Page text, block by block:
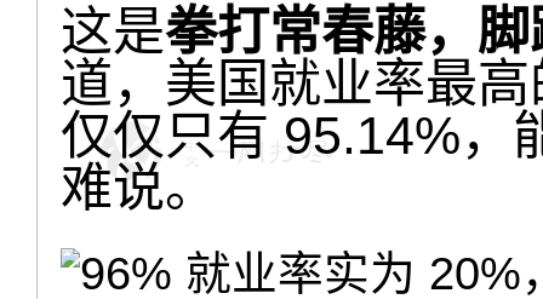
这是拳打常春藤，
道，美国就业率最
仅仅只有 95.14%，
难说。